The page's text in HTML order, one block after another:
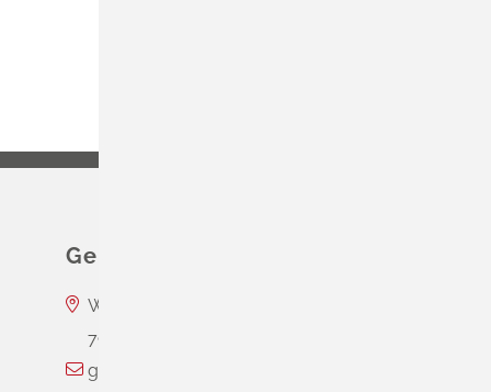
Gemeinde Schliengen
Wasserschloss Entenstein
79418
gemeinde@schliengen.de